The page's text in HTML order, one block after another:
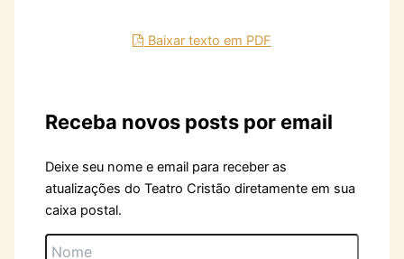
Baixar texto em PDF
Receba novos posts por email
Deixe seu nome e email para receber as
atualizações do Teatro Cristão diretamente em sua
caixa postal.